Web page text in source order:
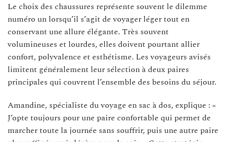
Le choix des chaussures représente souvent le dilemme
numéro un lorsqu’il s’agit de voyager léger tout en
conservant une allure élégante. Très souvent
volumineuses et lourdes, elles doivent pourtant allier
confort, polyvalence et esthétisme. Les voyageurs avisés
limitent généralement leur sélection à deux paires
principales qui couvrent l’ensemble des besoins du séjour.
Amandine, spécialiste du voyage en sac à dos, explique : «
J’opte toujours pour une paire confortable qui permet de
marcher toute la journée sans souffrir, puis une autre paire